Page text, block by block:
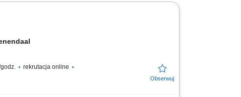
rekrutacja online